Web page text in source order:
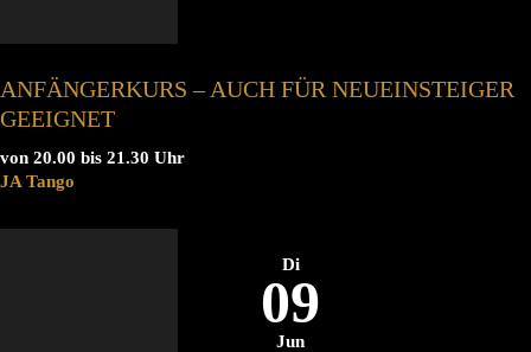
ANFÄNGERKURS – AUCH FÜR NEUEINSTEIGER
GEEIGNET
von 20.00 bis 21.30 Uhr
JA Tango
Di
09
Jun